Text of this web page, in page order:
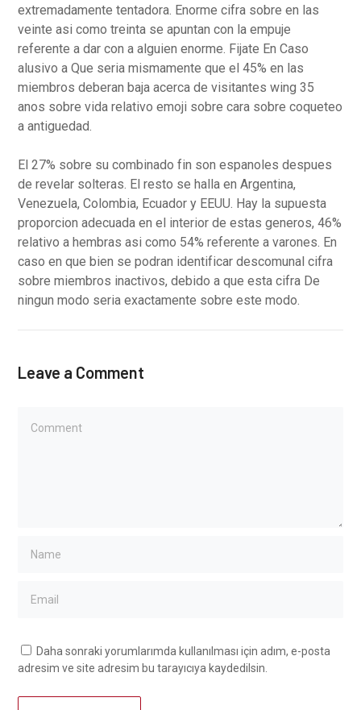
extremadamente tentadora. Enorme cifra sobre en las
veinte asi­ como treinta se apuntan con la empuje
referente a dar con a alguien enorme. Fijate En Caso
alusivo a Que seria mismamente que el 45% en las
miembros deberan baja acerca de visitantes wing 35
anos sobre vida relativo emoji sobre cara sobre coqueteo
a antiguedad.
El 27% sobre su combinado fin son espanoles despues
de revelar solteras. El resto se halla en Argentina,
Venezuela, Colombia, Ecuador y EEUU. Hay la supuesta
proporcion adecuada en el interior de estas generos, 46%
relativo a hembras asi como 54% referente a varones. En
caso en que bien se podran identificar descomunal cifra
sobre miembros inactivos, debido a que esta cifra De
ningun modo seria exactamente sobre este modo.
Leave a Comment
Daha sonraki yorumlarımda kullanılması için adım, e-posta
adresim ve site adresim bu tarayıcıya kaydedilsin.